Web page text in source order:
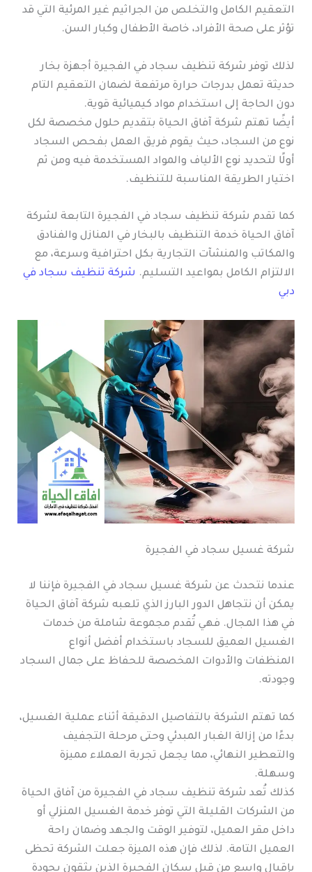
التعقيم الكامل والتخلص من الجراثيم غير المرئية التي قد
تؤثر على صحة الأفراد، خاصة الأطفال وكبار السن.
لذلك توفر شركة تنظيف سجاد في الفجيرة أجهزة بخار
حديثة تعمل بدرجات حرارة مرتفعة لضمان التعقيم التام
دون الحاجة إلى استخدام مواد كيميائية قوية.
أيضًا تهتم شركة آفاق الحياة بتقديم حلول مخصصة لكل
نوع من السجاد، حيث يقوم فريق العمل بفحص السجاد
أولًا لتحديد نوع الألياف والمواد المستخدمة فيه ومن ثم
اختيار الطريقة المناسبة للتنظيف.
كما تقدم شركة تنظيف سجاد في الفجيرة التابعة لشركة
آفاق الحياة خدمة التنظيف بالبخار في المنازل والفنادق
والمكاتب والمنشآت التجارية بكل احترافية وسرعة، مع
الالتزام الكامل بمواعيد التسليم. شركة تنظيف سجاد في
دبي
شركة غسيل سجاد في الفجيرة
عندما نتحدث عن شركة غسيل سجاد في الفجيرة فإننا لا
يمكن أن نتجاهل الدور البارز الذي تلعبه شركة آفاق الحياة
في هذا المجال. فهي تُقدم مجموعة شاملة من خدمات
الغسيل العميق للسجاد باستخدام أفضل أنواع
المنظفات والأدوات المخصصة للحفاظ على جمال السجاد
وجودته.
كما تهتم الشركة بالتفاصيل الدقيقة أثناء عملية الغسيل،
بدءًا من إزالة الغبار المبدئي وحتى مرحلة التجفيف
والتعطير النهائي، مما يجعل تجربة العملاء مميزة
وسهلة.
كذلك تُعد شركة تنظيف سجاد في الفجيرة من آفاق الحياة
من الشركات القليلة التي توفر خدمة الغسيل المنزلي أو
داخل مقر العميل، لتوفير الوقت والجهد وضمان راحة
العميل التامة. لذلك فإن هذه الميزة جعلت الشركة تحظى
بإقبال واسع من قبل سكان الفجيرة الذين يثقون بجودة